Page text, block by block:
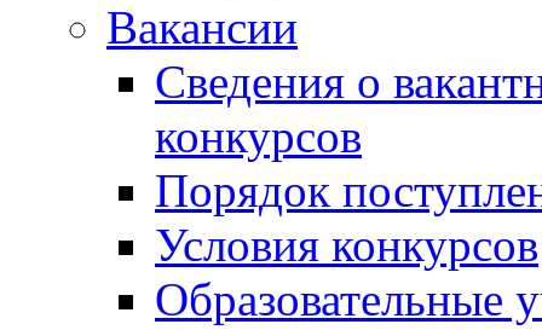
Вакансии
Сведения о
конкурсов
Порядок
Условия конкурсов
Образовательные